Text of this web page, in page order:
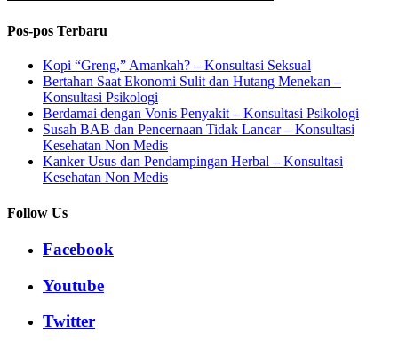
Pos-pos Terbaru
Kopi “Greng,” Amankah? – Konsultasi Seksual
Bertahan Saat Ekonomi Sulit dan Hutang Menekan –
Konsultasi Psikologi
Berdamai dengan Vonis Penyakit – Konsultasi Psikologi
Susah BAB dan Pencernaan Tidak Lancar – Konsultasi
Kesehatan Non Medis
Kanker Usus dan Pendampingan Herbal – Konsultasi
Kesehatan Non Medis
Follow Us
Facebook
Youtube
Twitter